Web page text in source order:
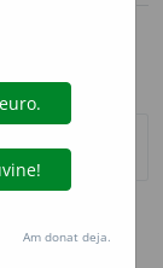
Am donat deja.